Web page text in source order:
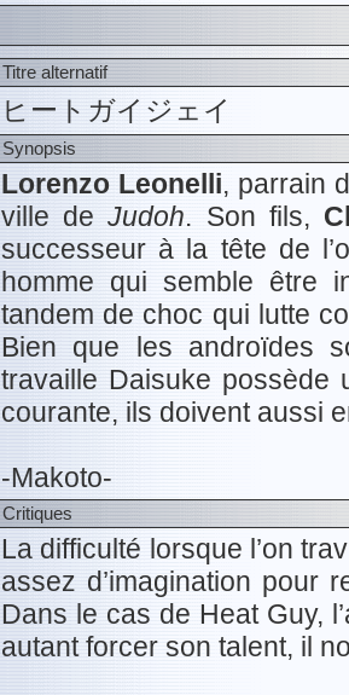
Titre alternatif
ヒートガイジェイ
Synopsis
Lorenzo Leonelli, parrain
ville deJudoh. Son fils,
successeur à la tête de
homme qui semble être
tandem de choc qui lutte
Bien que les androïdes
travaille Daisuke possède
courante, ils doivent aussi
-Makoto-
Critiques
La difficulté lorsque l’on
assez d’imagination pour
Dans le cas de Heat Guy,
autant forcer son talent, il